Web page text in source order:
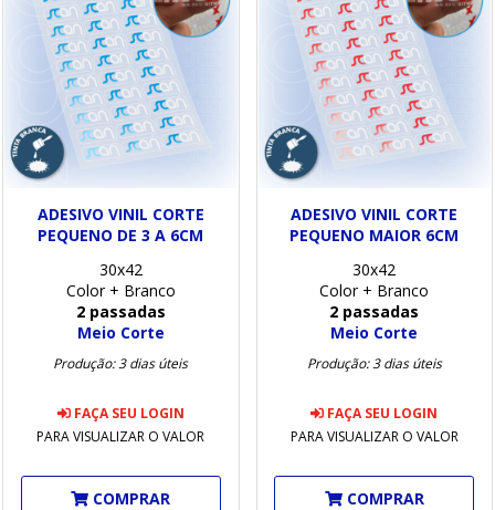
ADESIVO VINIL CORTE
PEQUENO DE 3 A 6CM
30x42
Color + Branco
2 passadas
Meio Corte
Produção: 3 dias úteis
FAÇA SEU LOGIN
PARA VISUALIZAR O VALOR
COMPRAR
ADESIVO VINIL CORTE
PEQUENO MAIOR 6CM
30x42
Color + Branco
2 passadas
Meio Corte
Produção: 3 dias úteis
FAÇA SEU LOGIN
PARA VISUALIZAR O VALOR
COMPRAR